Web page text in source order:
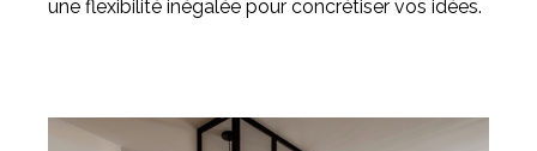
une flexibilité inégalée pour concrétiser vos idées.